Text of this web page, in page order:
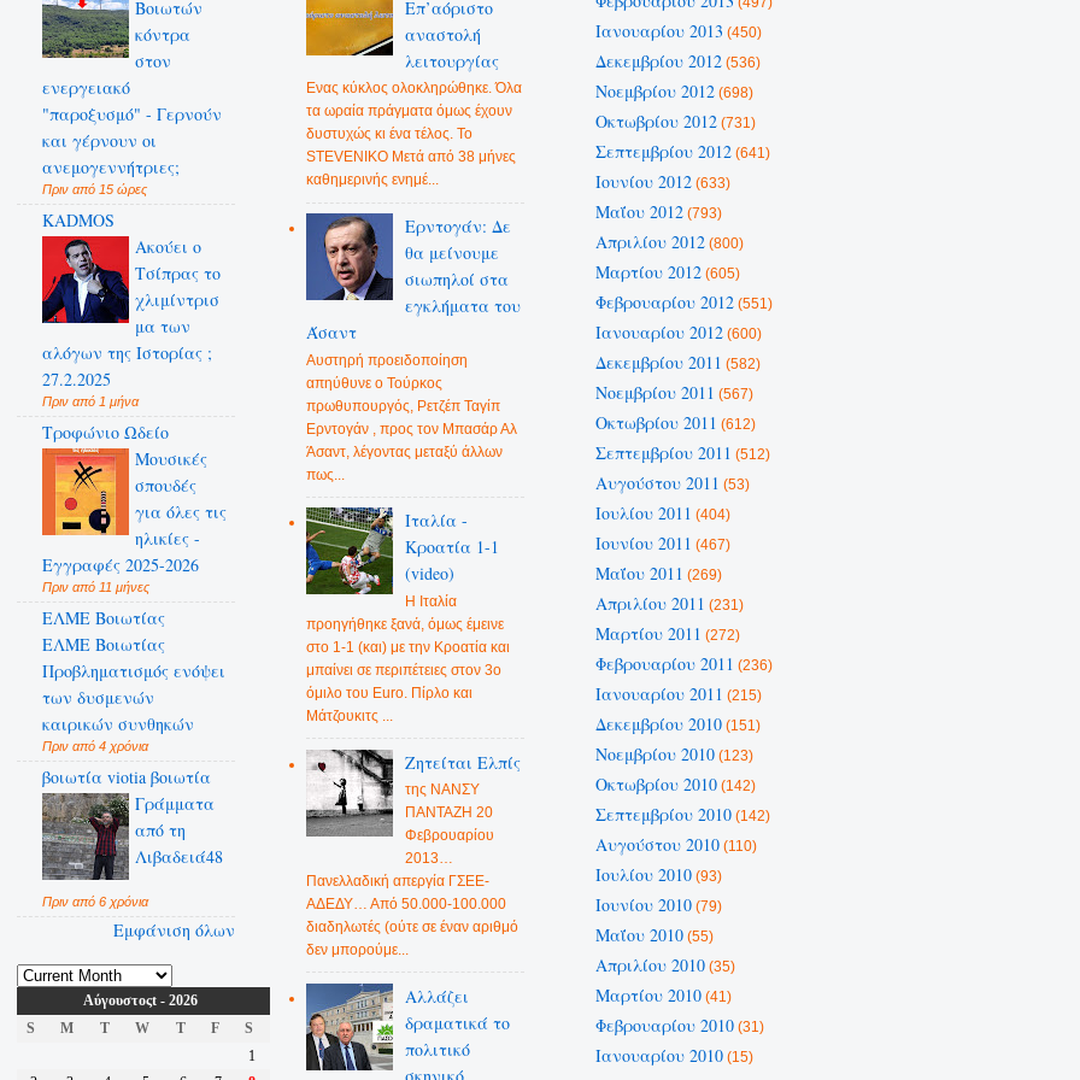
Βοιωτών
κόντρα
στον
ενεργειακό
"παροξυσμό" - Γερνούν
και γέρνουν οι
ανεμογεννήτριες;
Πριν από 15 ώρες
KADMOS
Ακούει ο
Τσίπρας το
χλιμίντρισ
μα των
αλόγων της Ιστορίας ;
27.2.2025
Πριν από 1 μήνα
Τροφώνιο Ωδείο
Mουσικές
σπουδές
για όλες τις
ηλικίες -
Εγγραφές 2025-2026
Πριν από 11 μήνες
ΕΛΜΕ Βοιωτίας
ΕΛΜΕ Βοιωτίας
Προβληματισμός ενόψει
των δυσμενών
καιρικών συνθηκών
Πριν από 4 χρόνια
βοιωτία viotia βοιωτία
Γράμματα
από τη
Λιβαδειά48
Πριν από 6 χρόνια
Εμφάνιση όλων
Αύγουστοςt - 2026
S
M T W T F
S
1
Επ’αόριστο
αναστολή
λειτουργίας
Ενας κύκλος ολοκληρώθηκε. Όλα
τα ωραία πράγματα όμως έχουν
δυστυχώς κι ένα τέλος. Το
STEVENIKO Μετά από 38 μήνες
καθημερινής ενημέ...
Ερντογάν: Δε
θα μείνουμε
σιωπηλοί στα
εγκλήματα του
Άσαντ
Αυστηρή προειδοποίηση
απηύθυνε ο Τούρκος
πρωθυπουργός, Ρετζέπ Ταγίπ
Ερντογάν , προς τον Μπασάρ Αλ
Άσαντ, λέγοντας μεταξύ άλλων
πως...
Ιταλία -
Κροατία 1-1
(video)
Η Ιταλία
προηγήθηκε ξανά, όμως έμεινε
στο 1-1 (και) με την Κροατία και
μπαίνει σε περιπέτειες στον 3ο
όμιλο του Euro. Πίρλο και
Μάτζουκιτς ...
Ζητείται Ελπίς
της ΝΑΝΣΥ
ΠΑΝΤΑΖΗ 20
Φεβρουαρίου
2013…
Πανελλαδική απεργία ΓΣΕΕ-
ΑΔΕΔΥ… Από 50.000-100.000
διαδηλωτές (ούτε σε έναν αριθμό
δεν μπορούμε...
Αλλάζει
δραματικά το
πολιτικό
Ιανουαρίου 2013 (450)
Δεκεμβρίου 2012(536)
Νοεμβρίου 2012(698)
Οκτωβρίου 2012(731)
Σεπτεμβρίου 2012(641)
Ιουνίου 2012(633)
Μαΐου 2012(793)
Απριλίου 2012(800)
Μαρτίου 2012(605)
Φεβρουαρίου 2012(551)
Ιανουαρίου 2012(600)
Δεκεμβρίου 2011 (582)
Νοεμβρίου 2011 (567)
Οκτωβρίου 2011 (612)
Σεπτεμβρίου 2011 (512)
Αυγούστου 2011 (53)
Ιουλίου 2011 (404)
Ιουνίου 2011 (467)
Μαΐου 2011 (269)
Απριλίου 2011 (231)
Μαρτίου 2011 (272)
Φεβρουαρίου 2011 (236)
Ιανουαρίου 2011 (215)
Δεκεμβρίου 2010(151)
Νοεμβρίου 2010(123)
Οκτωβρίου 2010(142)
Σεπτεμβρίου 2010(142)
Αυγούστου 2010(110)
Ιουλίου 2010(93)
Ιουνίου 2010(79)
Μαΐου 2010(55)
Απριλίου 2010(35)
Μαρτίου 2010(41)
Φεβρουαρίου 2010(31)
Ιανουαρίου 2010(15)